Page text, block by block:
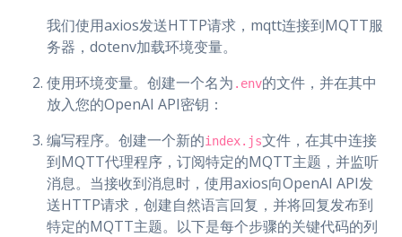
我们使用axios发送HTTP请求，mqtt连接到MQTT服
务器，dotenv加载环境变量。
使用环境变量。创建一个名为 .env的文件，并在其中
放入您的OpenAI API密钥：
编写程序。创建一个新的index.js文件，在其中连接
到MQTT代理程序，订阅特定的MQTT主题，并监听
消息。当接收到消息时，使用axios向OpenAI API发
送HTTP请求，创建自然语言回复，并将回复发布到
特定的MQTT主题。以下是每个步骤的关键代码的列